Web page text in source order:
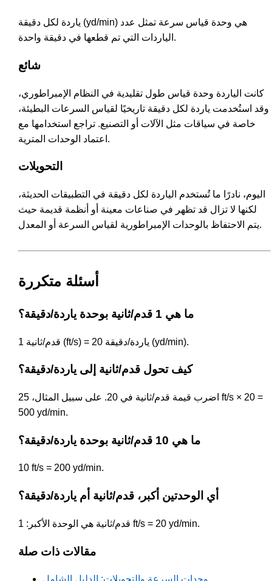
ياردة لكل دقيقة (yd/min) هي وحدة قياس سرعة تمثل عدد
الياردات التي تم قطعها في دقيقة واحدة.
شائع
كانت الياردة وحدة قياس طول تقليدية في النظام الإمبراطوري،
وقد استُخدمت ياردة لكل دقيقة تاريخيًا لقياس السرعات البطيئة،
خاصة في سياقات مثل الآلات أو التصنيع. تراجع استخدامها مع
اعتماد الوحدات المترية.
التحويلات
اليوم، نادرًا ما تُستخدم الياردة لكل دقيقة في التطبيقات الحديثة،
لكنها لا تزال قد تظهر في صناعات معينة أو أنظمة قديمة حيث
يتم الاحتفاظ بالوحدات الإمبراطورية لقياس السرعة أو المعدل.
أسئلة متكررة
ما هي 1 قدم/ثانية بوحدة ياردة/دقيقة؟
1 قدم/ثانية (ft/s) = 20 ياردة/دقيقة (yd/min).
كيف تحول قدم/ثانية إلى ياردة/دقيقة؟
اضرب قيمة قدم/ثانية في 20. على سبيل المثال، 25 ft/s × 20 =
500 yd/min.
ما هي 10 قدم/ثانية بوحدة ياردة/دقيقة؟
10 ft/s = 200 yd/min.
أي الوحدتين أكبر، قدم/ثانية أم ياردة/دقيقة؟
قدم/ثانية هي الوحدة الأكبر: 1 ft/s = 20 yd/min.
مقالات ذات صلة